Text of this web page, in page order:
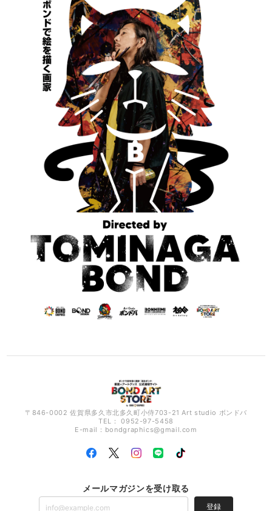
〒846-0002 佐賀県多久市北多久町小侍703-21 Art studio ボンドバ
TEL： 0952-97-5458
E-mail： bondgraphics@gmail.com
メールマガジンを受け取る
登録